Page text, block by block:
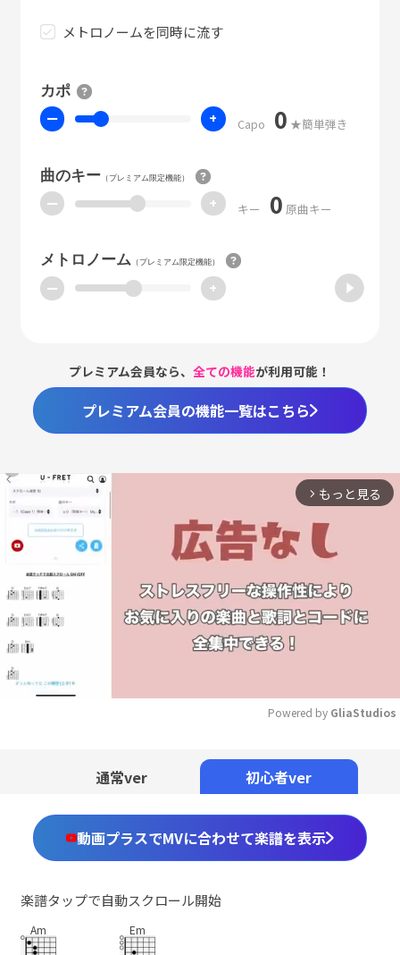
メトロノームを同時に流す
カポ
ー + Capo 0 ★簡単弾き
曲のキー（プレミアム限定機能）
ー + キー 0 原曲キー
メトロノーム（プレミアム限定機能）
ー +
プレミアム会員なら、全ての機能が利用可能！
プレミアム会員の機能一覧はこちら
arrow_forward_ios もっと見る
Powered by GliaStudios
通常ver 初心者ver
動画プラスでMVに合わせて楽譜を表示
楽譜タップで自動スクロール開始
Am Em